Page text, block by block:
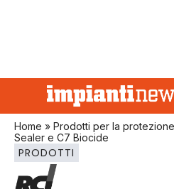
Home » Prodotti per la
Sealer e C7 Biocide
PRODOTTI